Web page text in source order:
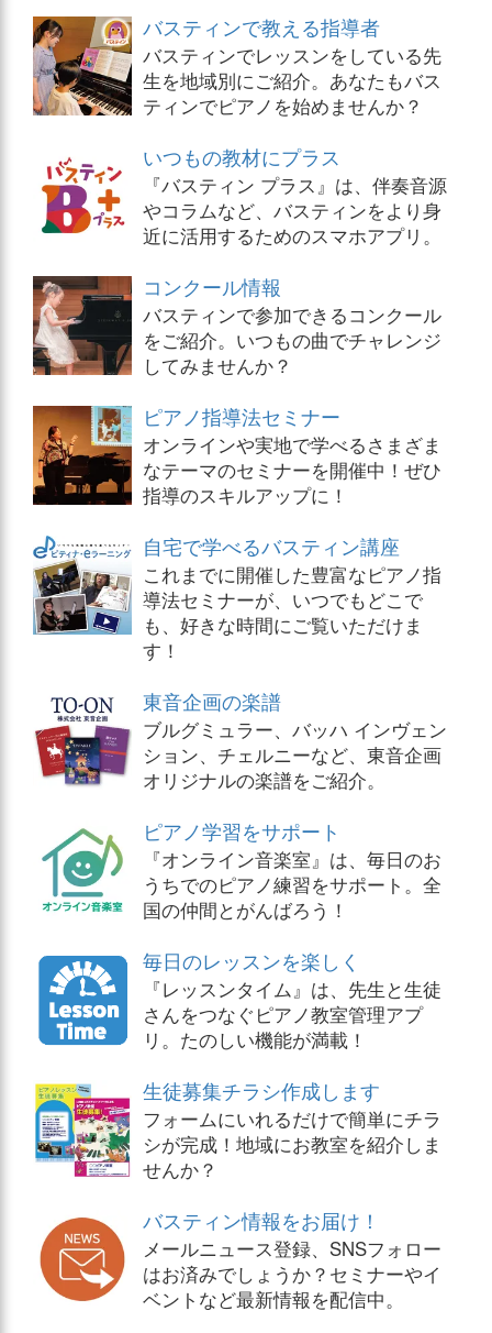
バスティンで教える指導者
バスティンでレッスンをしている先
生を地域別にご紹介。あなたもバス
ティンでピアノを始めませんか？
いつもの教材にプラス
『バスティン プラス』は、伴奏音源
やコラムなど、バスティンをより身
近に活用するためのスマホアプリ。
コンクール情報
バスティンで参加できるコンクール
をご紹介。いつもの曲でチャレンジ
してみませんか？
ピアノ指導法セミナー
オンラインや実地で学べるさまざま
なテーマのセミナーを開催中！ぜひ
指導のスキルアップに！
自宅で学べるバスティン講座
これまでに開催した豊富なピアノ指
導法セミナーが、いつでもどこで
も、好きな時間にご覧いただけま
す！
東音企画の楽譜
ブルグミュラー、バッハ インヴェン
ション、チェルニーなど、東音企画
オリジナルの楽譜をご紹介。
ピアノ学習をサポート
『オンライン音楽室』は、毎日のお
うちでのピアノ練習をサポート。全
国の仲間とがんばろう！
毎日のレッスンを楽しく
『レッスンタイム』は、先生と生徒
さんをつなぐピアノ教室管理アプ
リ。たのしい機能が満載！
生徒募集チラシ作成します
フォームにいれるだけで簡単にチラ
シが完成！地域にお教室を紹介しま
せんか？
バスティン情報をお届け！
メールニュース登録、SNSフォロー
はお済みでしょうか？セミナーやイ
ベントなど最新情報を配信中。